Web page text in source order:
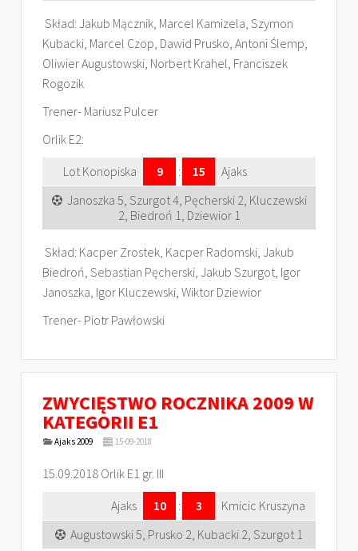
Skład: Jakub Mącznik, Marcel Kamizela, Szymon
Kubacki, Marcel Czop, Dawid Prusko, Antoni Ślemp,
Oliwier Augustowski, Norbert Krahel, Franciszek
Rogozik
Trener- Mariusz Pulcer
Orlik E2:
Lot Konopiska
9 : 15
Ajaks
Janoszka 5, Szurgot 4, Pęcherski 2, Kluczewski
2, Biedroń 1, Dziewior 1
Skład: Kacper Zrostek, Kacper Radomski, Jakub
Biedroń, Sebastian Pęcherski, Jakub Szurgot, Igor
Janoszka, Igor Kluczewski, Wiktor Dziewior
Trener- Piotr Pawłowski
ZWYCIĘSTWO ROCZNIKA 2009 W
KATEGORII E1
Ajaks 2009 15-09-2018
15.09.2018 Orlik E1 gr. III
Ajaks
10 : 3
Kmicic Kruszyna
Augustowski 5, Prusko 2, Kubacki 2, Szurgot 1